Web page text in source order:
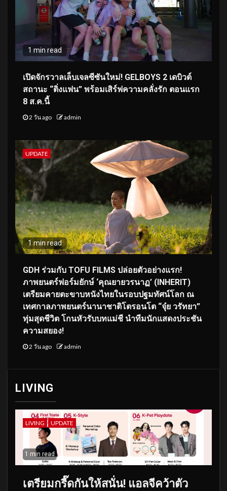
1 min read
เปิดจักรวาลเล็บเจลซีซันใหม่! GELBOYS 2 เดบิวต์
สถานะ “ติ่งแฟน” พร้อมเสิร์ฟความคลั่งรัก ตอนแรก
8 ส.ค.นี้
2 วัน ago admin
UPDATE
1 min read
GDH ร่วมกับ TOFU FILMS ปล่อยตัวอย่างแรก!
ภาพยนตร์ฟอร์มยักษ์ ‘คุณยายวรนาฏ’ (INHERIT)
เตรียมคายตะขาบหนังไทยในรอบปฐมทัศน์โลก ณ
เทศกาลภาพยนตร์นานาชาติโตรอนโต “จุ๋ย วรัทยา”
ทุ่มสุดชีวิต โกนหัวรับบทแม่ชี นำทีมนักแสดงประชัน
ความสยอง!
2 วัน ago admin
LIVING
LIVING UPDATE
1 min read
เตรียมกรี๊ดกันให้สนั่น! แอลจีคว้าตัว